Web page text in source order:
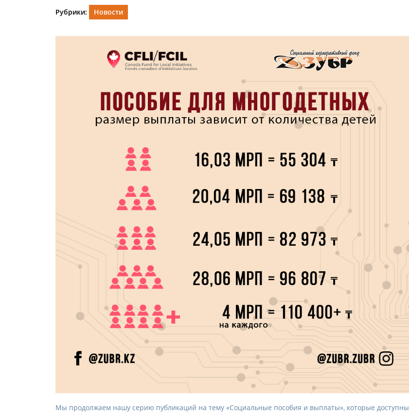
2023
Рубрики: Новости
Мы продолжаем нашу серию публикаций на тему «Социальные пособия и выплаты», которые доступны